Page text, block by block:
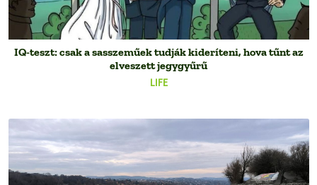
LIFE
IQ-teszt: csak a sasszeműek tudják kideríteni, hova tűnt az
elveszett jegygyűrű